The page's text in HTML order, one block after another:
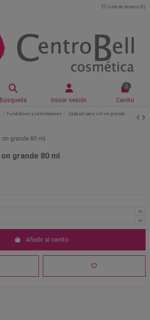
Lista de deseos (0 )
Búsqueda Iniciar sesión
0
Carrito
Fundidores y calentadores
Cabezal para roll on grande
grande 80 ml
Añadir al carrito